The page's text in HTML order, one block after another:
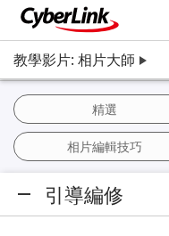
教學影片: 相片大師
精選
相片編輯技巧
引導編修